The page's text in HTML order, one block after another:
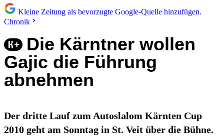
Kleine Zeitung als bevorzugte Google-Quelle hinzufügen.
Chronik
Die Kärntner wollen
Gajic die Führung
abnehmen
Der dritte Lauf zum Autoslalom Kärnten Cup
2010 geht am Sonntag in St. Veit über die Bühne.